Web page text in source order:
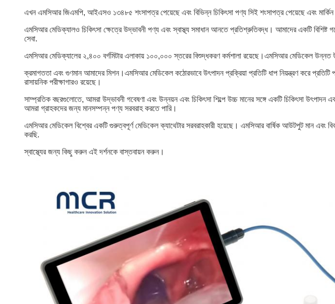
এখন এমসিআর জিএমপি, আইএসও ১৩৪৮৫ শংসাপত্র পেয়েছে এবং বিভিন্ন চিকিৎসা পণ্য সিই শংসাপত্র পেয়েছে এবং মার্কিন
এমসিআর মেডিক্যালও চিকিৎসা ক্ষেত্রে উদ্ভাবনী পণ্য এবং স্বাস্থ্য সমাধান আনতে প্রতিশ্রুতিবদ্ধ। আমাদের একটি বিশিষ্ট
সেবা.
এমসিআর মেডিক্যালের ২,৪০০ বর্গমিটার এলাকায় ১০০,০০০ স্তরের বিশুদ্ধকরণ কর্মশালা রয়েছে।এমসিআর মেডিকেল উন্নত
ক্রমাগততা এবং গুণমান আমাদের মিশন।এমসিআর মেডিকেল কঠোরভাবে উৎপাদন প্রক্রিয়া প্রতিটি ধাপ নিয়ন্ত্রণ করে
রাসায়নিক পরীক্ষাগারও রয়েছে।
সাম্প্রতিক বছরগুলোতে, আমরা উদ্ভাবনী গবেষণা এবং উন্নয়ন এবং চিকিৎসা শিল্পে উচ্চ মানের সঙ্গে একটি চিকিৎসা
আমরা গ্রাহকদের জন্য মানসম্পন্ন পণ্য সরবরাহ করতে পারি।
এমসিআর মেডিকেল বিশ্বের একটি গুরুত্বপূর্ণ মেডিকেল ক্যাথেটার সরবরাহকারী হয়েছে। এমসিআর বার্ষিক আউটপুট মান
করছি.
স্বাস্থ্যের জন্য কিছু করুন এই দর্শনকে বাস্তবায়ন করুন।